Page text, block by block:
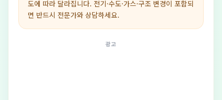
도에 따라 달라집니다. 전기·수도·가스·구조 변경이 포함되
면 반드시 전문가와 상담하세요.
광고